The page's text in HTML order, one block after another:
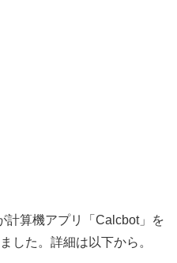
算機アプリ「Calcbot」を
した。詳細は以下から。